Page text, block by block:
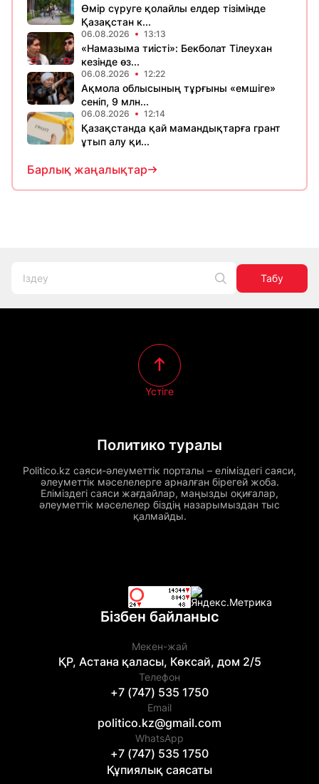
Өмір сүруге қолайлы елдер тізімінде
Қазақстан к...
06.08.2026 13:13
«Намазыма тиісті»: Бекболат Тілеухан
кезінде өз...
06.08.2026 12:22
Ақмола облысының тұрғыны «емшіге»
сеніп, 9 млн...
06.08.2026 12:14
Қазақстанда қай мамандықтарға грант
ұтып алу қи...
Барлық жаңалықтар
Табу
Политико туралы
Politico.kz саяси-әлеуметтік порталы – еліміздегі саяси,
әлеуметтік мәселелерге арналған бірегей жоба.
Еліміздегі саяси жағдайлар, маңызды оқиғалар,
әлеуметтік мәселелер біздің назарымыздан тыс
қалмайды.
Үстіге
Бізбен байланыс
Мекен-жай
ҚР, Астана қаласы, Көксай, дом 2/5
Телефон
+7 (747) 535 1750
Email
politico.kz@gmail.com
WhatsApp
+7 (747) 535 1750
Құпиялық саясаты